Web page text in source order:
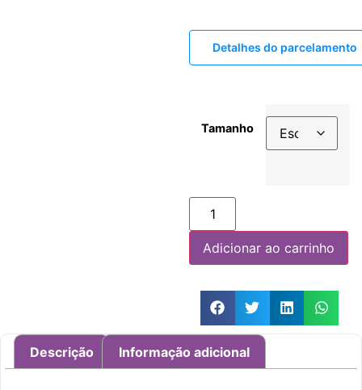
Detalhes do parcelamento
Tamanho
Adicionar ao carrinho
Descrição Informação adicional